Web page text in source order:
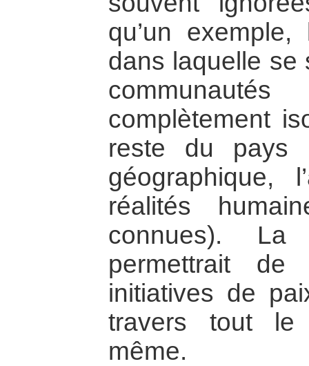
qu’un
dans laquelle se
complètement
reste du pays
géographique,
réalités
connues). La
permettrait
initiatives de
travers tout le
même.